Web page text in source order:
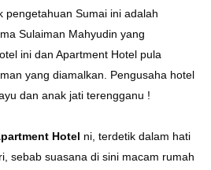
pengetahuan Sumai ini adalah
Sulaiman Mahyudin yang
ini dan Apartment Hotel pula
yang diamalkan. Pengusaha hotel
dan anak jati terengganu !
Hotel ni, terdetik dalam hati
sebab suasana di sini macam rumah